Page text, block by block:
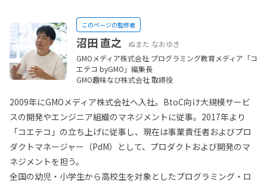
このページの監修者
沼田 直之
ぬまた なおゆき
GMOメディア株式会社 プログラミング教育メディア「コ
エテコ byGMO」編集長
GMO趣味なび株式会社 取締役
2009年にGMOメディア株式会社へ入社。BtoC向け大規模サービ
スの開発やエンジニア組織のマネジメントに従事。2017年より
「コエテコ」の立ち上げに従事し、現在は事業責任者およびプロ
ダクトマネージャー（PdM）として、プロダクトおよび開発のマ
ネジメントを担う。
全国の幼児・小学生から高校生を対象としたプログラミング・ロ